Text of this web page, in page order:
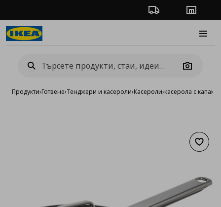
Проследяване на
Camera
Продукти›Готвене›Тенджери и касероли›Касероли›касерола с капак,